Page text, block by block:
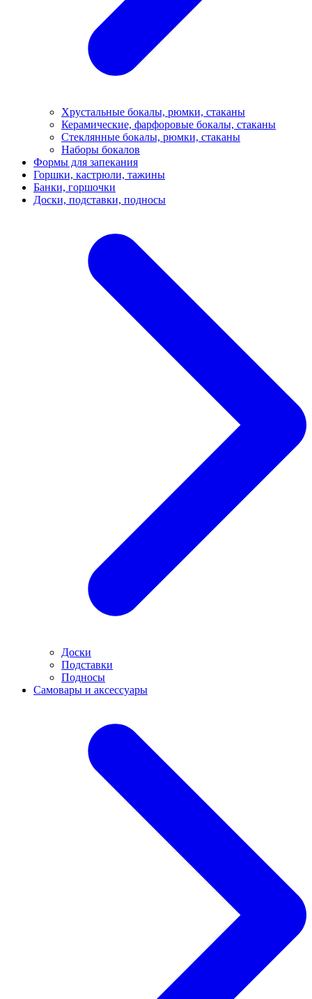
Хрустальные бокалы, рюмки, стаканы
Керамические, фарфоровые бокалы, стаканы
Стеклянные бокалы, рюмки, стаканы
Наборы бокалов
Формы для запекания
Горшки, кастрюли, тажины
Банки, горшочки
Доски, подставки, подносы
Доски
Подставки
Подносы
Самовары и аксессуары